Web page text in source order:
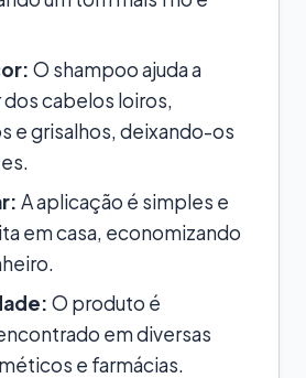
O shampoo ajuda a
dos cabelos loiros,
e grisalhos, deixando-os
A aplicação é simples e
em casa, economizando
O produto é
em diversas
e farmácias.